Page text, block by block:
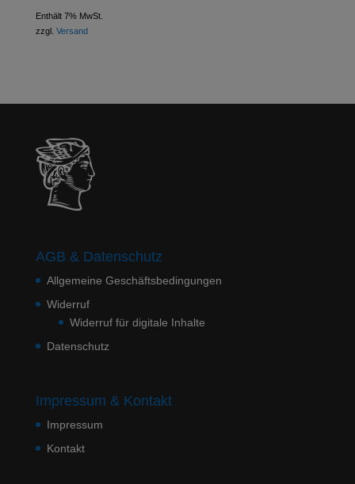
Enthält 7% MwSt.
zzgl. Versand
AGB & Datenschutz
Allgemeine Geschäftsbedingungen
Widerruf
Widerruf für digitale Inhalte
Datenschutz
Impressum & Kontakt
Impressum
Kontakt